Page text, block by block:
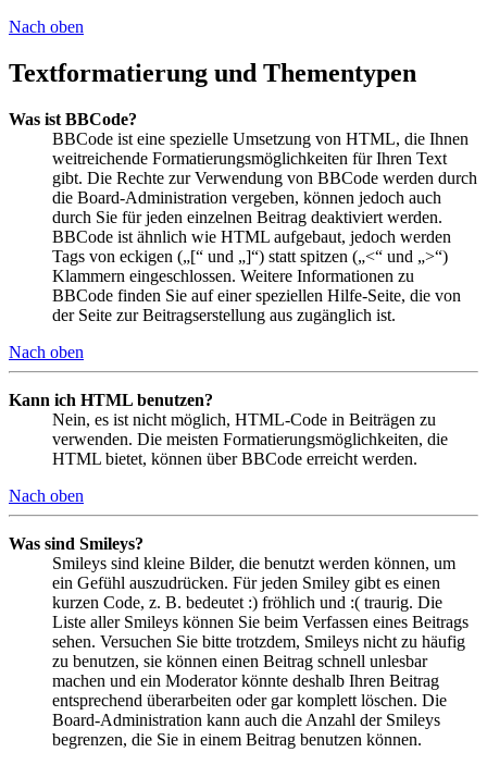
Nach oben
Textformatierung und Thementypen
Was ist BBCode?
BBCode ist eine spezielle Umsetzung von HTML, die Ihnen
weitreichende Formatierungsmöglichkeiten für Ihren Text
gibt. Die Rechte zur Verwendung von BBCode werden durch
die Board-Administration vergeben, können jedoch auch
durch Sie für jeden einzelnen Beitrag deaktiviert werden.
BBCode ist ähnlich wie HTML aufgebaut, jedoch werden
Tags von eckigen („[“ und „]“) statt spitzen („<“ und „>“)
Klammern eingeschlossen. Weitere Informationen zu
BBCode finden Sie auf einer speziellen Hilfe-Seite, die von
der Seite zur Beitragserstellung aus zugänglich ist.
Nach oben
Kann ich HTML benutzen?
Nein, es ist nicht möglich, HTML-Code in Beiträgen zu
verwenden. Die meisten Formatierungsmöglichkeiten, die
HTML bietet, können über BBCode erreicht werden.
Nach oben
Was sind Smileys?
Smileys sind kleine Bilder, die benutzt werden können, um
ein Gefühl auszudrücken. Für jeden Smiley gibt es einen
kurzen Code, z. B. bedeutet :) fröhlich und :( traurig. Die
Liste aller Smileys können Sie beim Verfassen eines Beitrags
sehen. Versuchen Sie bitte trotzdem, Smileys nicht zu häufig
zu benutzen, sie können einen Beitrag schnell unlesbar
machen und ein Moderator könnte deshalb Ihren Beitrag
entsprechend überarbeiten oder gar komplett löschen. Die
Board-Administration kann auch die Anzahl der Smileys
begrenzen, die Sie in einem Beitrag benutzen können.